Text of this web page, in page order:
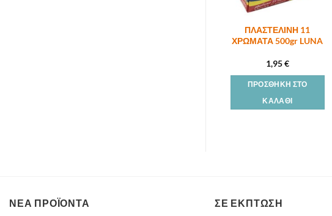
ΠΛΑΣΤΕΛΙΝΗ 11
ΧΡΩΜΑΤΑ 500gr LUNA
1,95€
ΠΡΟΣΘΉΚΗ ΣΤΟ
ΚΑΛΆΘΙ
ΝΕΑ ΠΡΟΪΟΝΤΑ ΣΕ ΕΚΠΤΩΣΗ